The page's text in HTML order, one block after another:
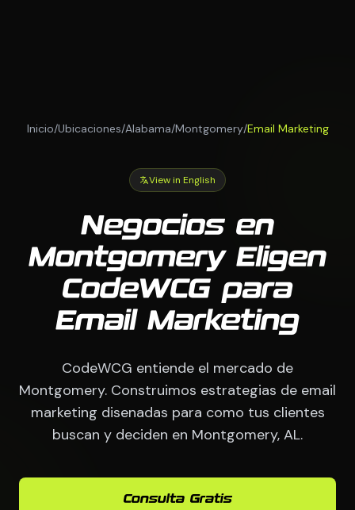
Inicio/Ubicaciones/Alabama/Montgomery/Email Marketing
View in English
Negocios en
Montgomery Eligen
CodeWCG para
Email Marketing
CodeWCG entiende el mercado de
Montgomery. Construimos estrategias de email
marketing disenadas para como tus clientes
buscan y deciden en Montgomery, AL.
Consulta Gratis